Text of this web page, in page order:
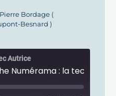
Bordage (
Besnard )
Autrice